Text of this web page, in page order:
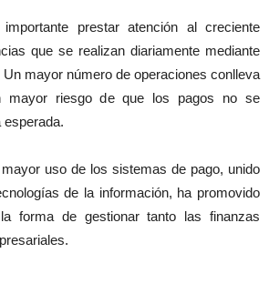
prestar atención al creciente
que se realizan diariamente mediante
mayor número de operaciones conlleva
mayor riesgo de que los pagos no se
esperada.
uso de los sistemas de pago, unido
de la información, ha promovido
forma de gestionar tanto las finanzas